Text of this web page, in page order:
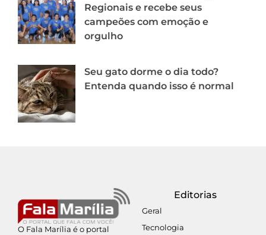
Regionais e recebe seus
campeões com emoção e
orgulho
Seu gato dorme o dia todo?
Entenda quando isso é normal
O Fala Marília é o portal
Editorias
Geral
Tecnologia